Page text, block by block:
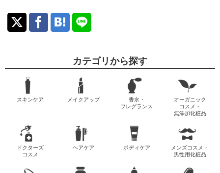
カテゴリから探す
スキンケア メイクアップ
香水・
フレグランス
オーガニック
コスメ・
無添加化粧品
ドクターズ
コスメ
ヘアケア ボディケア
メンズコスメ・
男性用化粧品